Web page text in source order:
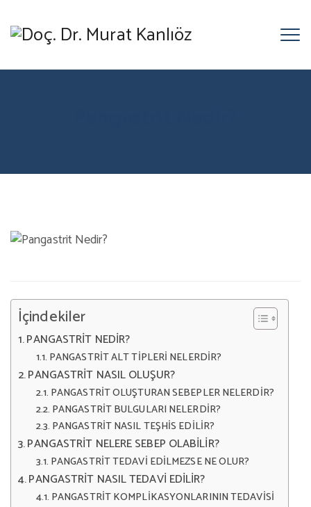
İçindekiler
PANGASTRİT NEDİR?
PANGASTRİT ALT TİPLERİ NELERDİR?
PANGASTRİT NASIL OLUŞUR?
PANGASTRİT OLUŞTURAN SEBEPLER NELERDİR?
PANGASTRİT BULGULARI NELERDİR?
PANGASTRİT NASIL TEŞHİS EDİLİR?
PANGASTRİT NELERE SEBEP OLABİLİR?
PANGASTRİT TEDAVİ EDİLMEZSE NE OLUR?
PANGASTRİT NASIL TEDAVİ EDİLİR?
PANGASTRİT KOMPLİKASYONLARININ TEDAVİSİ